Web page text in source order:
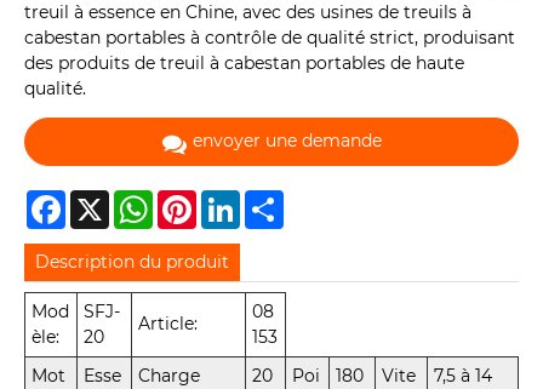
treuil à essence en Chine, avec des usines de treuils à
cabestan portables à contrôle de qualité strict, produisant
des produits de treuil à cabestan portables de haute
qualité.
envoyer une demande
Facebook
X WhatsAppPinterestLinkedIn
Description du produit
Mod
èle:
SFJ-
20
Article:
08
153
Mot
Esse
Charge
20
Poi
180
Vite
7,5 à 14